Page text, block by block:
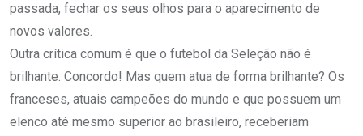
passada, fechar os seus olhos para o aparecimento de
novos valores.
Outra crítica comum é que o futebol da Seleção não é
brilhante. Concordo! Mas quem atua de forma brilhante? Os
franceses, atuais campeões do mundo e que possuem um
elenco até mesmo superior ao brasileiro, receberiam